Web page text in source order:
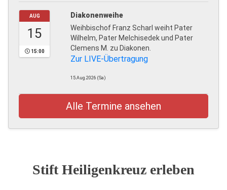
AUG
15
15:00
Diakonenweihe
Weihbischof Franz Scharl weiht Pater
Wilhelm, Pater Melchisedek und Pater
Clemens M. zu Diakonen.
Zur LIVE-Übertragung
15.Aug.2026 (Sa)
Alle Termine ansehen
Stift Heiligenkreuz erleben